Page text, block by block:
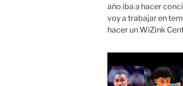
año iba a hacer
voy a trabajar en
hacer un WiZink